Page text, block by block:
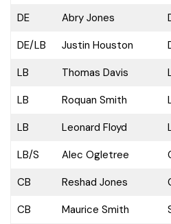
DE
Abry Jones
DE/LB
Justin Houston
LB
Thomas Davis
LB
Roquan Smith
LB
Leonard Floyd
LB/S
Alec Ogletree
CB
Reshad Jones
CB
Maurice Smith